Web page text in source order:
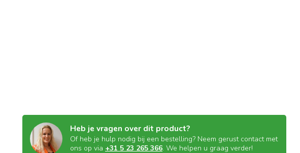
Heb je vragen over dit product?
Of heb je hulp nodig bij een bestelling? Neem gerust contact met
ons op via +31 5 23 265 366. We helpen u graag verder!